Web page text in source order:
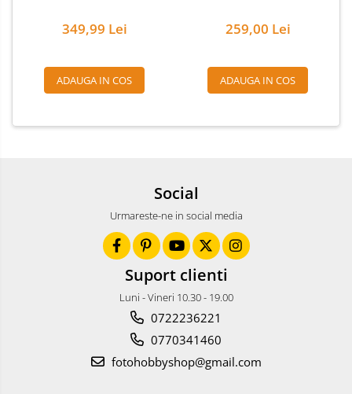
349,99 Lei
ADAUGA IN COS
259,00 Lei
ADAUGA IN COS
Social
Urmareste-ne in social media
Suport clienti
Luni - Vineri 10.30 - 19.00
0722236221
0770341460
fotohobbyshop@gmail.com